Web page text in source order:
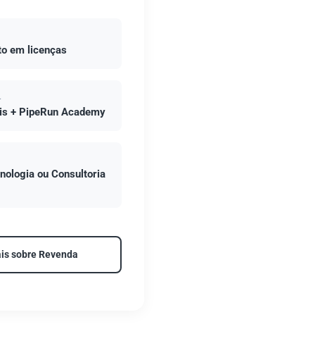
em licenças
+ PipeRun Academy
ou Consultoria
sobre Revenda